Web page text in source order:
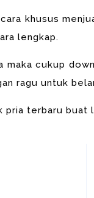
khusus
lengkap.
maka cukup
ragu untuk
terbaru buat